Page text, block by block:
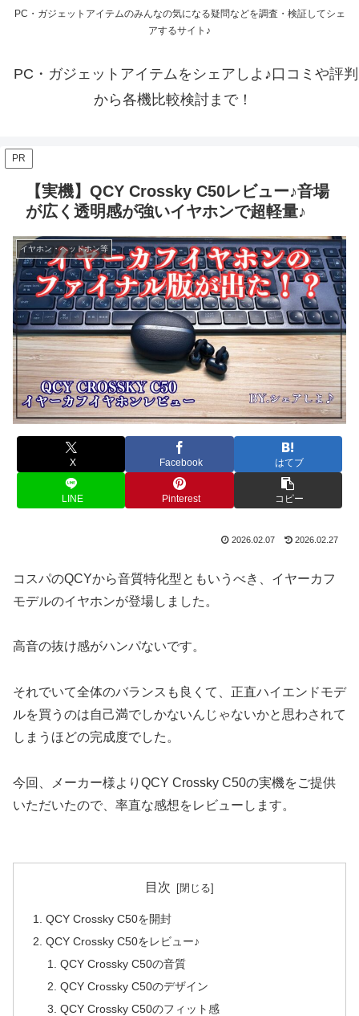
PC・ガジェットアイテムのみんなの気になる疑問などを調査・検証してシェ
アするサイト♪
PC・ガジェットアイテムをシェアしよ♪口コミや評判
から各機比較検討まで！
PR
【実機】QCY Crossky C50レビュー♪音場
が広く透明感が強いイヤホンで超軽量♪
イヤホン・ヘッドホン等
X Facebook はてブ
LINE Pinterest コピー
2026.02.07 2026.02.27
コスパのQCYから音質特化型ともいうべき、イヤーカフ
モデルのイヤホンが登場しました。
高音の抜け感がハンパないです。
それでいて全体のバランスも良くて、正直ハイエンドモデ
ルを買うのは自己満でしかないんじゃないかと思わされて
しまうほどの完成度でした。
今回、メーカー様よりQCY Crossky C50の実機をご提供
いただいたので、率直な感想をレビューします。
目次
QCY Crossky C50を開封
QCY Crossky C50をレビュー♪
QCY Crossky C50の音質
QCY Crossky C50のデザイン
QCY Crossky C50のフィット感